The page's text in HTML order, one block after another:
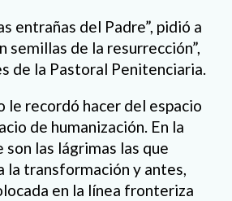
entrañas del Padre”, pidió a
semillas de la resurrección”,
de la Pastoral Penitenciaria.
le recordó hacer del espacio
de humanización. En la
son las lágrimas las que
la transformación y antes,
en la línea fronteriza